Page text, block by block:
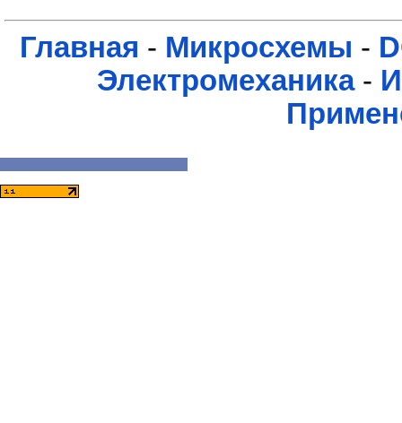
Главная - Микросхемы -
Электромеханика-